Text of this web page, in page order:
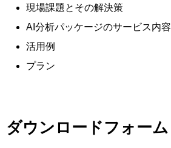
現場課題とその解決策
AI分析パッケージのサービス内容
活用例
プラン
ダウンロードフォーム